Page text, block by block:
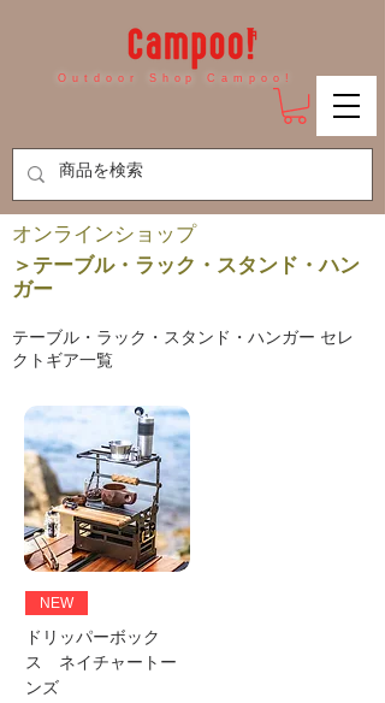
Outdoor Shop Campoo!
​オンラインショップ
＞テーブル・ラック・スタンド・ハン
ガー
テーブル・ラック・スタンド・ハンガー セレ
クトギア一覧
NEW
ドリッパーボック
ス ネイチャートー
ンズ